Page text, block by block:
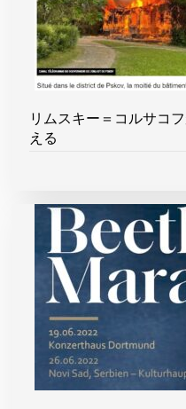
リムスキー＝コルサコ
える